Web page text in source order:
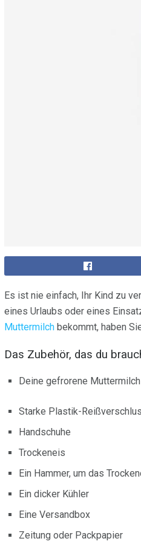
Es ist nie einfach, Ihr Kind zu
eines Urlaubs oder eines
Muttermilch bekommt, haben
Das Zubehör, das du
Deine gefrorene Muttermilch
Starke Plastik-
Handschuhe
Trockeneis
Ein Hammer, um das
Ein dicker Kühler
Eine Versandbox
Zeitung oder Packpapier